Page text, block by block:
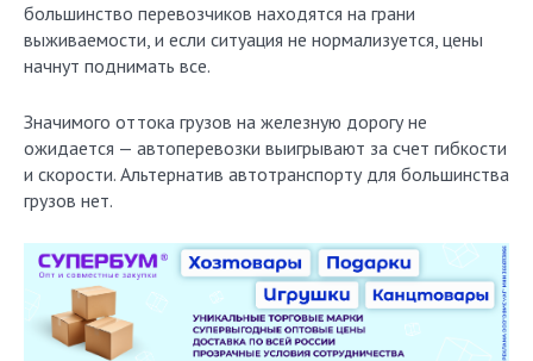
большинство перевозчиков находятся на грани
выживаемости, и если ситуация не нормализуется, цены
начнут поднимать все.
Значимого оттока грузов на железную дорогу не
ожидается — автоперевозки выигрывают за счет гибкости
и скорости. Альтернатив автотранспорту для большинства
грузов нет.